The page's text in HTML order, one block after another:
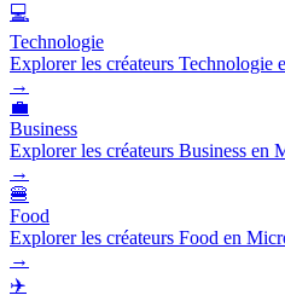
💻
Technologie
Explorer les créateurs Technologie
→
💼
Business
Explorer les créateurs Business en
→
🍔
Food
Explorer les créateurs Food en
→
✈️